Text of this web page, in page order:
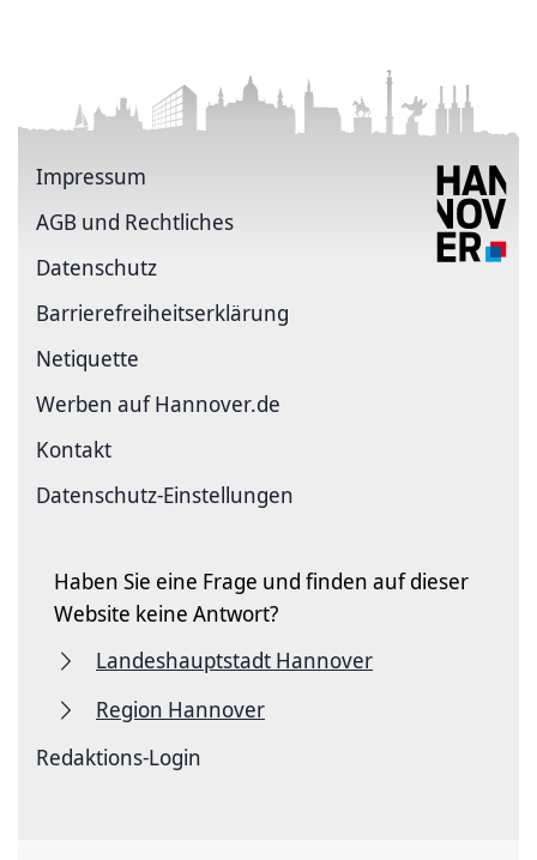
Impressum
AGB und Rechtliches
Datenschutz
Barriere­freiheits­erklärung
Netiquette
Werben auf Hannover.de
Kontakt
Datenschutz-Einstellungen
Haben Sie eine Frage und finden auf dieser
Website keine Antwort?
Landeshauptstadt Hannover
Region Hannover
Redaktions-Login